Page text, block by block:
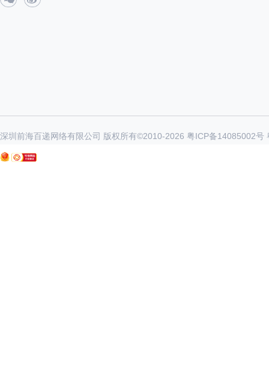
深圳前海百递网络有限公司 版权所有©2010-2026 粤ICP备14085002号